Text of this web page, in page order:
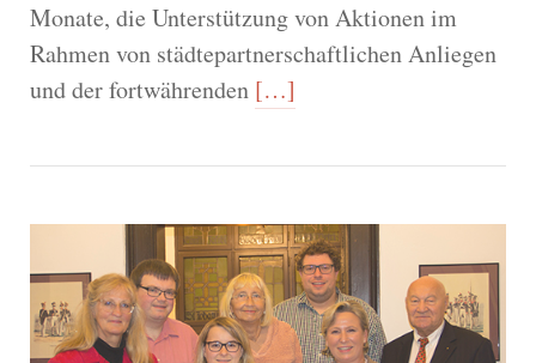
Monate, die Unterstützung von Aktionen im
Rahmen von städtepartnerschaftlichen Anliegen
und der fortwährenden […]